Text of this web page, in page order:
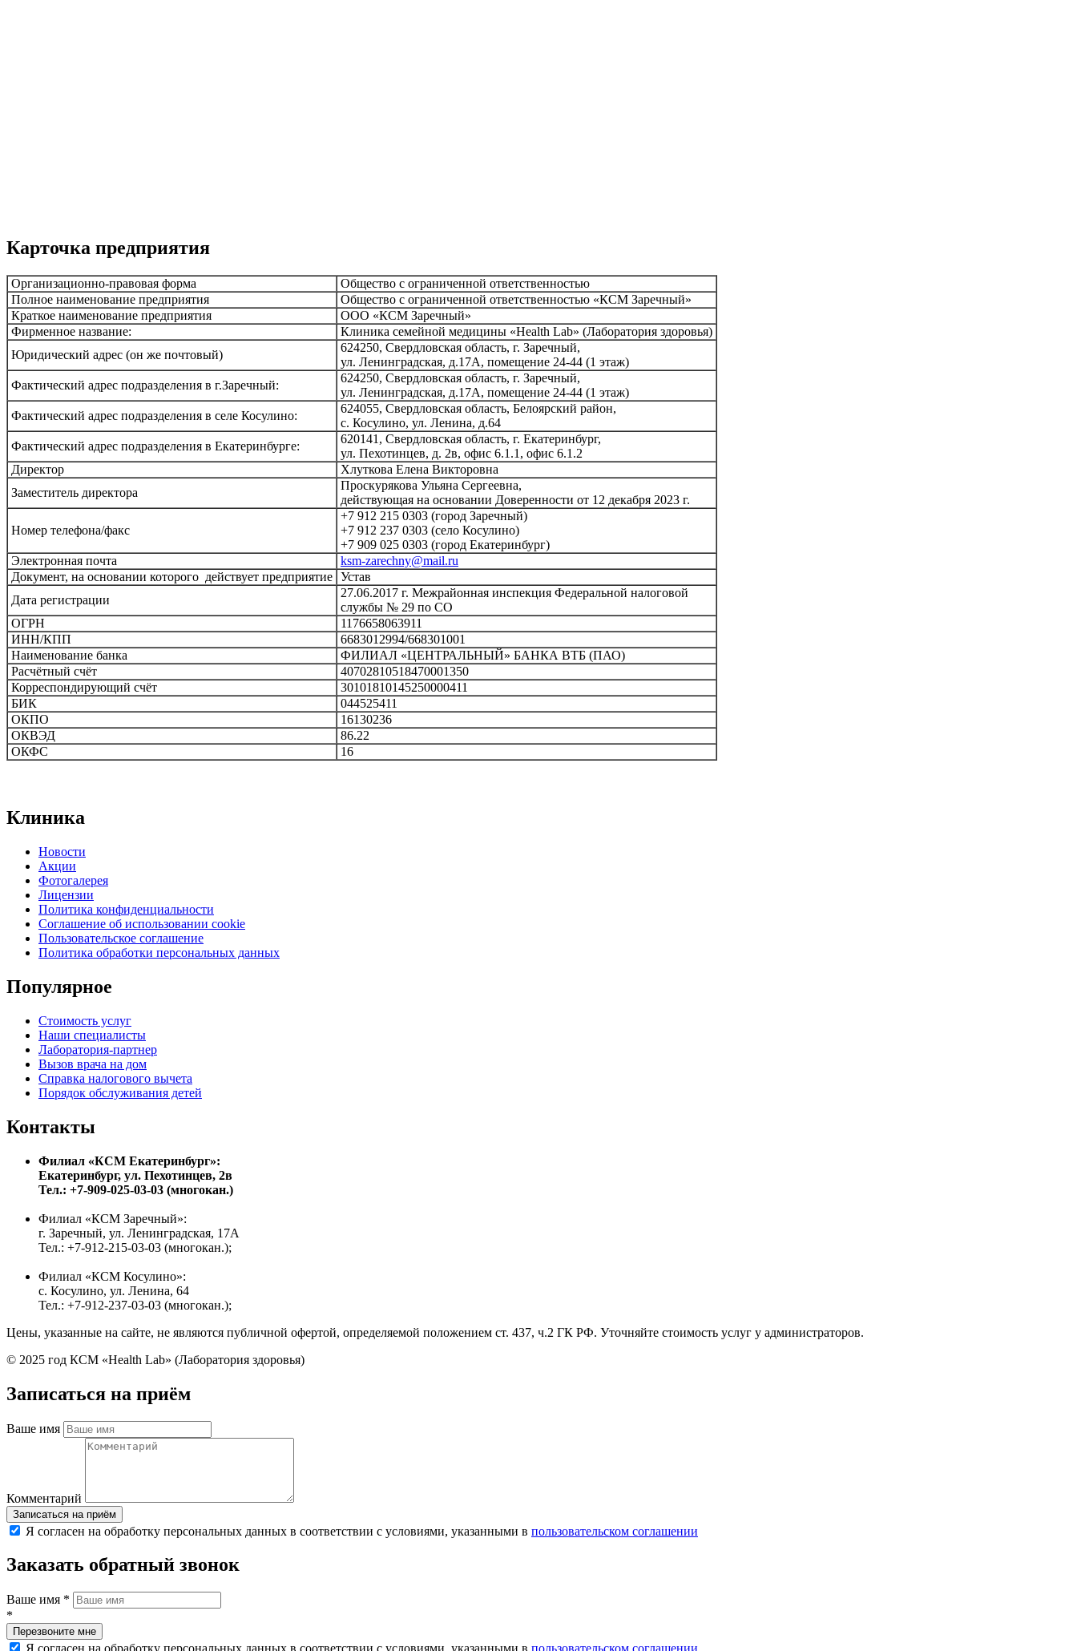
Карточка предприятия
Организационно-правовая форма
Общество с ограниченной ответственностью
Полное наименование предприятия
Общество с ограниченной ответственностью «КСМ Заречный»
Краткое наименование предприятия
ООО «КСМ Заречный»
Фирменное название:
Клиника семейной медицины «Health Lab» (Лаборатория здоровья)
Юридический адрес (он же почтовый)
624250, Свердловская область, г. Заречный,
ул. Ленинградская, д.17А, помещение 24-44 (1 этаж)
Фактический адрес подразделения в г.Заречный:
624250, Свердловская область, г. Заречный,
ул. Ленинградская, д.17А, помещение 24-44 (1 этаж)
Фактический адрес подразделения в селе Косулино:
624055, Свердловская область, Белоярский район,
с. Косулино, ул. Ленина, д.64
Фактический адрес подразделения в Екатеринбурге:
620141, Свердловская область, г. Екатеринбург,
ул. Пехотинцев, д. 2в, офис 6.1.1, офис 6.1.2
Директор
Хлуткова Елена Викторовна
Заместитель директора
Проскурякова Ульяна Сергеевна,
действующая на основании Доверенности от 12 декабря 2023 г.
Номер телефона/факс
+7 912 215 0303 (город Заречный)
+7 912 237 0303 (село Косулино)
+7 909 025 0303 (город Екатеринбург)
Электронная почта
ksm-zarechny@mail.ru
Документ, на основании которого действует предприятие Устав
Дата регистрации
27.06.2017 г. Межрайонная инспекция Федеральной налоговой
службы № 29 по СО
ОГРН
1176658063911
ИНН/КПП
6683012994/668301001
Наименование банка
ФИЛИАЛ «ЦЕНТРАЛЬНЫЙ» БАНКА ВТБ (ПАО)
Расчётный счёт
40702810518470001350
Корреспондирующий счёт
30101810145250000411
БИК
044525411
ОКПО
16130236
ОКВЭД
86.22
ОКФС
16
Клиника
Новости
Акции
Фотогалерея
Лицензии
Политика конфиденциальности
Соглашение об использовании cookie
Пользовательское соглашение
Политика обработки персональных данных
Популярное
Стоимость услуг
Наши специалисты
Лаборатория-партнер
Вызов врача на дом
Справка налогового вычета
Порядок обслуживания детей
Контакты
Филиал «КСМ Екатеринбург»:
Екатеринбург, ул. Пехотинцев, 2в
Тел.: +7-909-025-03-03 (многокан.)
Филиал «КСМ Заречный»:
г. Заречный, ул. Ленинградская, 17А
Тел.: +7-912-215-03-03 (многокан.);
Филиал «КСМ Косулино»:
с. Косулино, ул. Ленина, 64
Тел.: +7-912-237-03-03 (многокан.);
Цены, указанные на сайте, не являются публичной офертой, определяемой положением ст. 437, ч.2 ГК РФ. Уточняйте стоимость услуг у администраторов.
© 2025 год КСМ «Health Lab» (Лаборатория здоровья)
Записаться на приём
Ваше имя
Комментарий
Я согласен на обработку персональных данных в соответствии с условиями, указанными в пользовательском соглашении
Заказать обратный звонок
Ваше имя *
*